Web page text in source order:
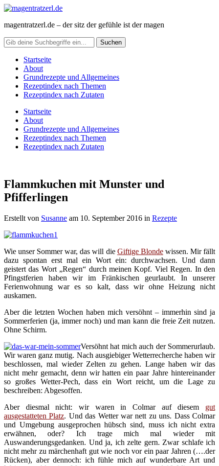
magentratzerl.de – der sitz der gefühle ist der magen
Startseite
About
Grundrezepte und Allgemeines
Rezeptindex nach Themen
Rezeptindex nach Zutaten
Startseite
About
Grundrezepte und Allgemeines
Rezeptindex nach Themen
Rezeptindex nach Zutaten
Flammkuchen mit Munster und
Pfifferlingen
Erstellt von Susanne am 10. September 2016 in Rezepte
Wie unser Sommer war, das will die Giftige Blondewissen. Mir fällt
dazu spontan erst mal ein Wort ein: durchwachsen. Und dann
geistert das Wort „Regen“ durch meinen Kopf. Viel Regen. In den
Pfingstferien haben wir im Fränkischen geurlaubt. In unserer
Ferienwohnung war es so kalt, dass wir ohne Heizung nicht
auskamen.
Aber die letzten Wochen haben mich versöhnt – immerhin sind ja
Sommerferien (ja, immer noch) und man kann die freie Zeit nutzen.
Ohne Schirm.
Versöhnt hat mich auch der Sommerurlaub.
Wir waren ganz mutig. Nach ausgiebiger Wetterrecherche haben wir
beschlossen, mal wieder Zelten zu gehen. Lange haben wir das
nicht mehr gemacht, denn wir hatten ein paar Jahre hintereinander
so großes Wetter-Pech, dass ein Wort reicht, um die Lage zu
beschreiben: Abgesoffen.
Aber diesmal nicht: wir waren in Colmar auf diesem gut
ausgestatteten Platz. Und das Wetter war nett zu uns. Dass Colmar
und Umgebung ausgeprochen hübsch sind, muss ich nicht extra
erwähnen, oder? Ich trage mich mal wieder mit
Auswanderungsgedanken. Und ja, ich zelte gern. Zwar schlafe ich
nicht mehr zu märchenhaft gut wie noch vor ein paar Jahren (….der
Rücken), aber dennoch: ich fühle mich auf wunderbare Art und